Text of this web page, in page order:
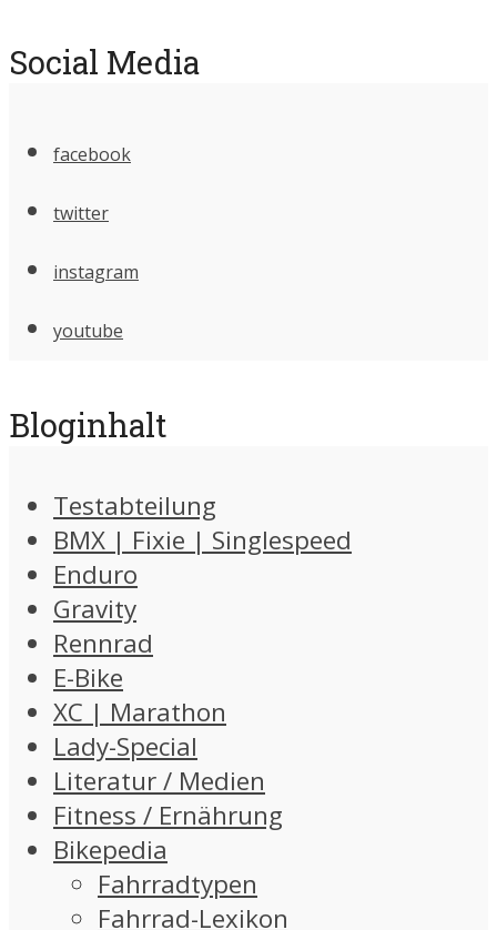
Social Media
facebook
twitter
instagram
youtube
Bloginhalt
Testabteilung
BMX | Fixie | Singlespeed
Enduro
Gravity
Rennrad
E-Bike
XC | Marathon
Lady-Special
Literatur / Medien
Fitness / Ernährung
Bikepedia
Fahrradtypen
Fahrrad-Lexikon